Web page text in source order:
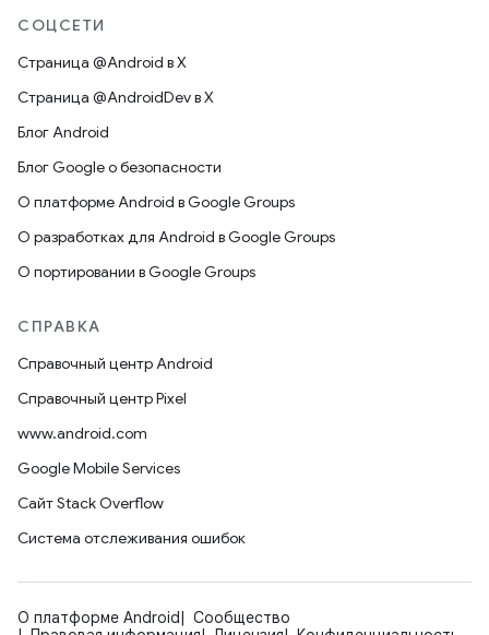
СОЦСЕТИ
Страница @Android в X
Страница @AndroidDev в X
Блог Android
Блог Google о безопасности
О платформе Android в Google Groups
О разработках для Android в Google Groups
О портировании в Google Groups
СПРАВКА
Справочный центр Android
Справочный центр Pixel
www.android.com
Google Mobile Services
Сайт Stack Overflow
Система отслеживания ошибок
О платформе Android
Сообщество